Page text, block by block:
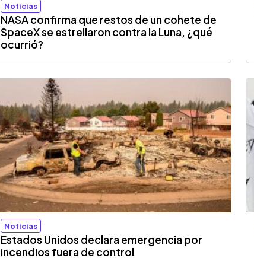
Noticias
NASA confirma que restos de un cohete de
SpaceX se estrellaron contra la Luna, ¿qué
ocurrió?
Noticias
Estados Unidos declara emergencia por
incendios fuera de control